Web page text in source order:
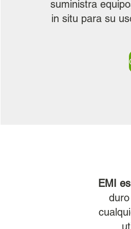
suministra
in situ para su
EMI